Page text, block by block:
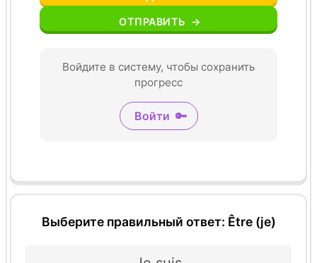
ОТПРАВИТЬ →
Войдите в систему, чтобы сохранить
прогресс
Войти 🔑
Выберите правильный ответ: Être (je)